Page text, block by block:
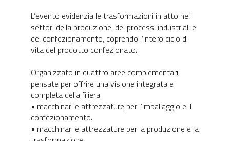
L’evento evidenzia le trasformazioni in atto nei
settori della produzione, dei processi industriali e
del confezionamento, coprendo l’intero ciclo di
vita del prodotto confezionato.
Organizzato in quattro aree complementari,
pensate per offrire una visione integrata e
completa della filiera:
• macchinari e attrezzature per l’imballaggio e il
confezionamento.
• macchinari e attrezzature per la produzione e la